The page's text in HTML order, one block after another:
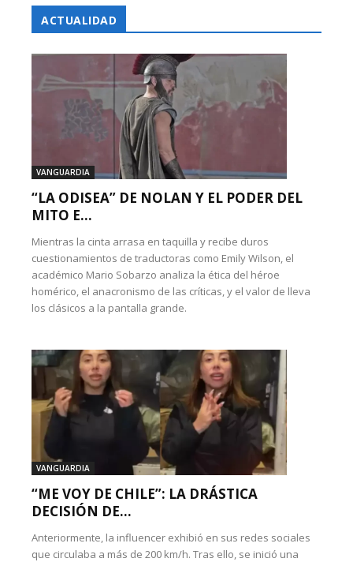
ACTUALIDAD
VANGUARDIA
“LA ODISEA” DE NOLAN Y EL PODER DEL
MITO E...
Mientras la cinta arrasa en taquilla y recibe duros
cuestionamientos de traductoras como Emily Wilson, el
académico Mario Sobarzo analiza la ética del héroe
homérico, el anacronismo de las críticas, y el valor de lleva
los clásicos a la pantalla grande.
VANGUARDIA
“ME VOY DE CHILE”: LA DRÁSTICA
DECISIÓN DE...
Anteriormente, la influencer exhibió en sus redes sociales
que circulaba a más de 200 km/h. Tras ello, se inició una